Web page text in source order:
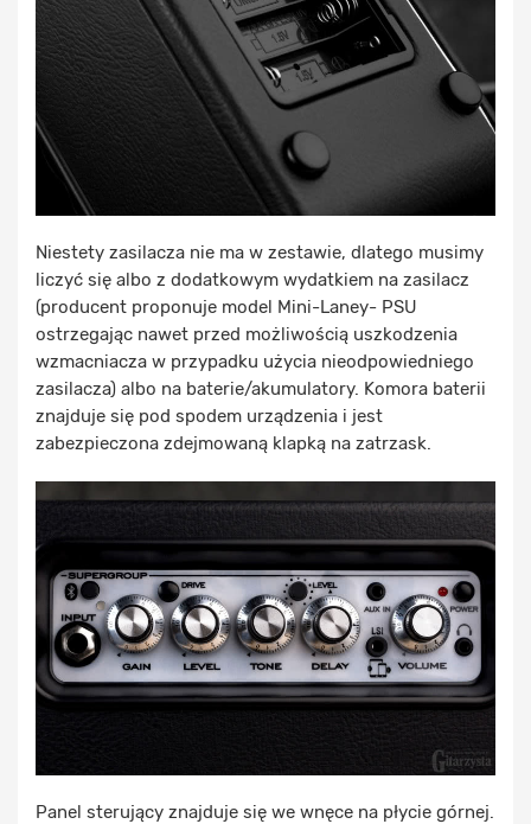
Niestety zasilacza nie ma w zestawie, dlatego musimy
liczyć się albo z dodatkowym wydatkiem na zasilacz
(producent proponuje model Mini-Laney- PSU
ostrzegając nawet przed możliwością uszkodzenia
wzmacniacza w przypadku użycia nieodpowiedniego
zasilacza) albo na baterie/akumulatory. Komora baterii
znajduje się pod spodem urządzenia i jest
zabezpieczona zdejmowaną klapką na zatrzask.
Panel sterujący znajduje się we wnęce na płycie górnej.